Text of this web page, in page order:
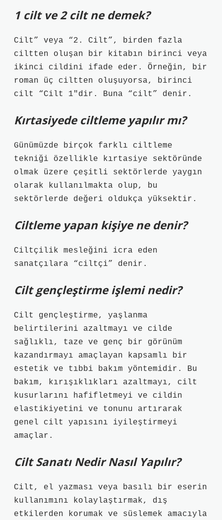
1 cilt ve 2 cilt ne demek?
Cilt” veya “2. Cilt”, birden fazla
ciltten oluşan bir kitabın birinci veya
ikinci cildini ifade eder. Örneğin, bir
roman üç ciltten oluşuyorsa, birinci
cilt “Cilt 1″dir. Buna “cilt” denir.
Kırtasiyede ciltleme yapılır mı?
Günümüzde birçok farklı ciltleme
tekniği özellikle kırtasiye sektöründe
olmak üzere çeşitli sektörlerde yaygın
olarak kullanılmakta olup, bu
sektörlerde değeri oldukça yüksektir.
Ciltleme yapan kişiye ne denir?
Ciltçilik mesleğini icra eden
sanatçılara “ciltçi” denir.
Cilt gençleştirme işlemi nedir?
Cilt gençleştirme, yaşlanma
belirtilerini azaltmayı ve cilde
sağlıklı, taze ve genç bir görünüm
kazandırmayı amaçlayan kapsamlı bir
estetik ve tıbbi bakım yöntemidir. Bu
bakım, kırışıklıkları azaltmayı, cilt
kusurlarını hafifletmeyi ve cildin
elastikiyetini ve tonunu artırarak
genel cilt yapısını iyileştirmeyi
amaçlar.
Cilt Sanatı Nedir Nasıl Yapılır?
Cilt, el yazması veya basılı bir eserin
kullanımını kolaylaştırmak, dış
etkilerden korumak ve süslemek amacıyla